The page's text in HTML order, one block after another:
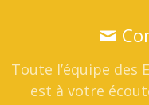
Toute l’équipe des
est à votre